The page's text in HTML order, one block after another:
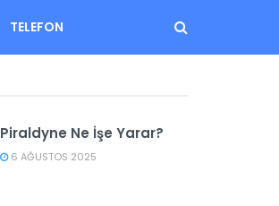
TELEFON
Piraldyne Ne İşe Yarar?
6 AĞUSTOS 2025